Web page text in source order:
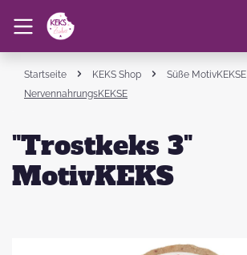
Startseite KEKS Shop
Süße MotivKEKSE
NervennahrungsKEKSE
"Trostkeks 3"
MotivKEKS